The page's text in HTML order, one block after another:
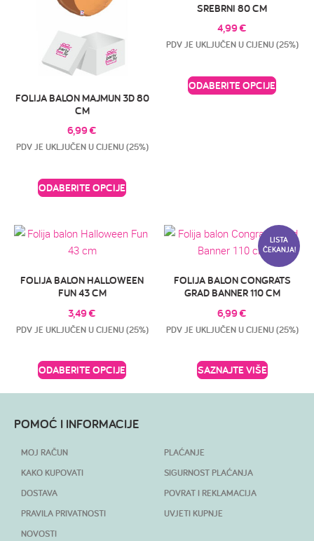
FOLIJA BALON MAJMUN 3D 80
CM
6,99€
PDV JE UKLJUČEN U CIJENU (25%)
ODABERITE OPCIJE
SREBRNI 80 CM
4,99€
PDV JE UKLJUČEN U CIJENU (25%)
ODABERITE OPCIJE
FOLIJA BALON HALLOWEEN
FUN 43 CM
3,49€
PDV JE UKLJUČEN U CIJENU (25%)
ODABERITE OPCIJE
LISTA
ČEKANJA!
FOLIJA BALON CONGRATS
GRAD BANNER 110 CM
6,99€
PDV JE UKLJUČEN U CIJENU (25%)
SAZNAJTE VIŠE
POMOĆ I INFORMACIJE
MOJ RAČUN
KAKO KUPOVATI
DOSTAVA
PRAVILA PRIVATNOSTI
NOVOSTI
PLAĆANJE
SIGURNOST PLAĆANJA
POVRAT I REKLAMACIJA
UVJETI KUPNJE